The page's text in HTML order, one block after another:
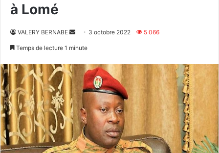
à Lomé
VALERY BERNABE
Envoyer3 octobre 2022 5 066
Temps de lecture 1 minute